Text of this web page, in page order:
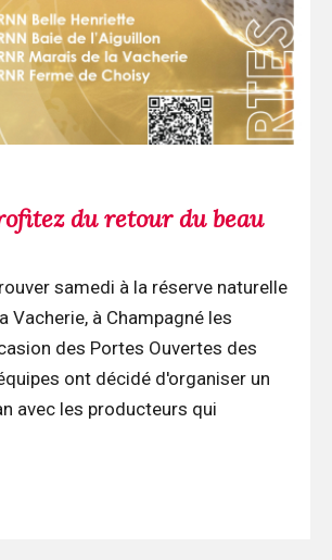
du retour du beau
samedi à la réserve naturelle
Vacherie, à Champagné les
des Portes Ouvertes des
ont décidé d'organiser un
avec les producteurs qui